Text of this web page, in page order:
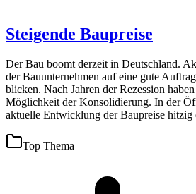
Steigende Baupreise
Der Bau boomt derzeit in Deutschland.
der Bauunternehmen auf eine gute
blicken. Nach Jahren der Rezession
Möglichkeit der Konsolidierung. In der
aktuelle Entwicklung der Baupreise hitzig
Top Thema